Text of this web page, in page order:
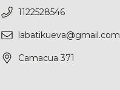
1122528546
labatikueva@gmail.com
Camacua 371